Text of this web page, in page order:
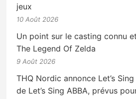
jeux
10 Août 2026
Un point sur le casting connu
The Legend Of Zelda
9 Août 2026
THQ Nordic annonce Let’s
de Let’s Sing ABBA, prévus